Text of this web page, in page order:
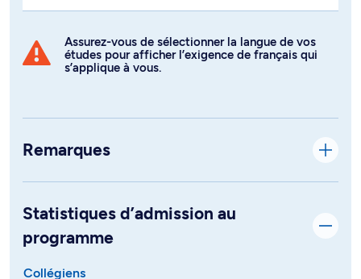
Assurez-vous de sélectionner la langue de vos
études pour afficher l’exigence de français qui
s’applique à vous.
Remarques
Statistiques d’admission au
programme
Collégiens